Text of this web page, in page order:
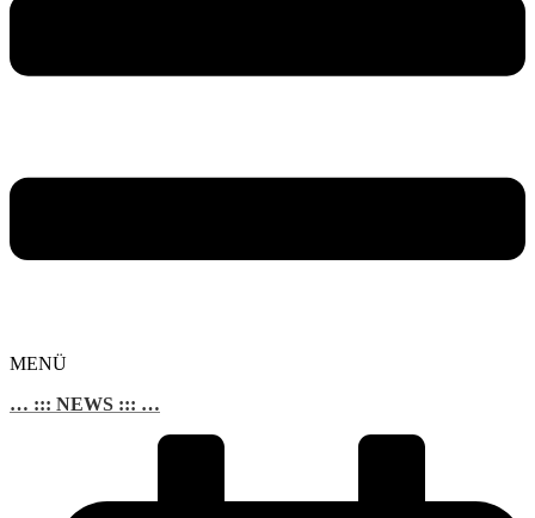
MENÜ
… ::: NEWS ::: …